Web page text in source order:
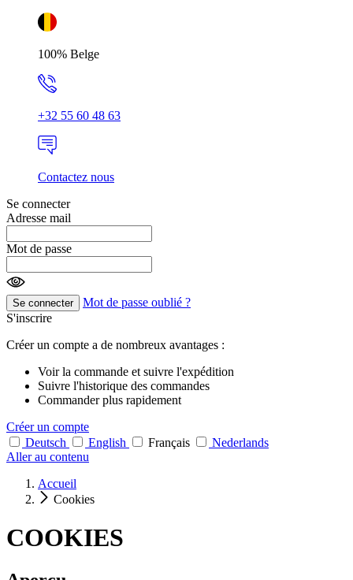
100% Belge
+32 55 60 48 63
Contactez nous
Se connecter
Adresse mail
Mot de passe
Se connecter
Mot de passe oublié ?
S'inscrire
Créer un compte a de nombreux avantages :
Voir la commande et suivre l'expédition
Suivre l'historique des commandes
Commander plus rapidement
Créer un compte
Deutsch
English Français
Nederlands
Aller au contenu
Accueil
Cookies
COOKIES